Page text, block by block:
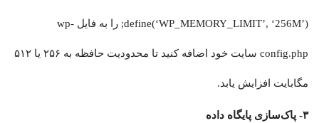
define(‘WP_MEMORY_LIMIT’, ‘256M’); را به فایل wp-
config.php سایت خود اضافه کنید تا محدودیت حافظه به ۲۵۶ یا ۵۱۲
مگابایت افزایش یابد.
۳- پاک‌سازی پایگاه داده